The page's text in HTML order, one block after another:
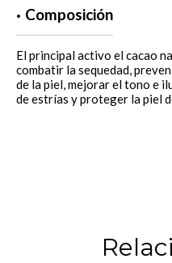
Composición
El principal activo el cacao
combatir la sequedad,
de la piel, mejorar el tono e
de estrías y proteger la piel